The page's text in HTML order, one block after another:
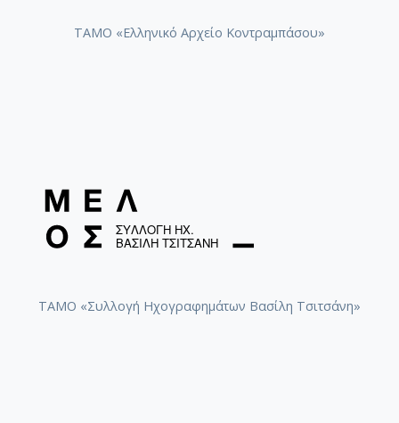
ΤΑΜΟ «Ελληνικό Αρχείο Κοντραμπάσου»
ΤΑΜΟ «Συλλογή Ηχογραφημάτων Βασίλη Τσιτσάνη»